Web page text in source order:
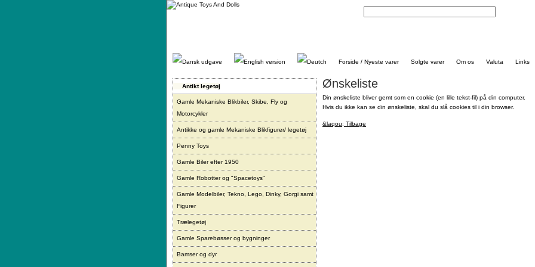
Gå
Forside / Nyeste varer Solgte varer Om os Valuta Links
Antikt legetøj
Gamle Mekaniske Blikbiler, Skibe, Fly og
Motorcykler
Antikke og gamle Mekaniske Blikfigurer/ legetøj
Penny Toys
Gamle Biler efter 1950
Gamle Robotter og "Spacetoys"
Gamle Modelbiler, Tekno, Lego, Dinky, Gorgi samt
Figurer
Trælegetøj
Gamle Sparebøsser og bygninger
Bamser og dyr
Ønskeliste
Din ønskeliste bliver gemt som en cookie (en lille tekst-fil) på din computer.
Hvis du ikke kan se din ønskeliste, skal du slå cookies til i din browser.
&laqou; Tilbage